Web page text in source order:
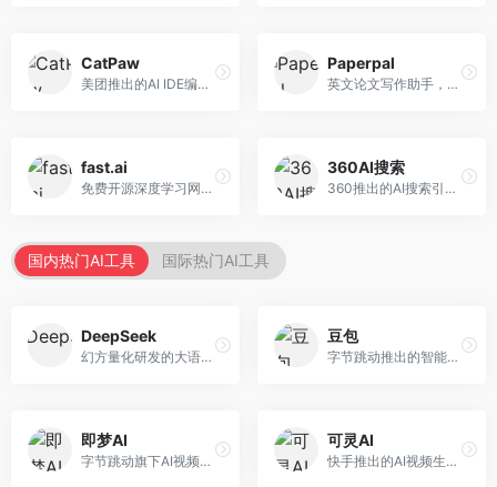
CatPaw
美团推出的AI IDE编程工具，专注于本地开发生态。面向开发者，提供智能代码补全、代码生成、项目管理等服务，本地开发体验好。
Paperpal
英文论文写作助手，专注于学术英语润色。面向需要发表国际期刊的研究者，提供语法检查、学术表达优化、格式规范等服务，英语表达地道专业。
fast.ai
免费开源深度学习网站，专注于实用AI教学。面向开发者，提供免费深度学习课程、实战项目、代码库等资源，学习门槛低。
360AI搜索
360推出的AI搜索引擎，专注于安全智能搜索。面向普通用户，提供智能问答、网页搜索、内容整理等服务，安全防护能力强。
国内热门AI工具 国际热门AI工具
DeepSeek
幻方量化研发的大语言模型平台，专注于深度推理和代码生成能力。面向开发者、研究人员和技术爱好者，提供强大的逻辑推理和数学计算功能，开源生态完善，API接口友好。
豆包
字节跳动推出的智能对话助手平台，提供文本创作、知识问答、英语学习等多种AI服务。面向普通用户和内容创作者，支持多轮对话和文件解析，免费使用，响应速度快，中文理解能力强。
即梦AI
字节跳动旗下AI视频创作平台，支持多模态内容生成。面向内容创作者和营销人员，提供文生视频、图生视频、智能剪辑等功能，中文理解能力强，创作效率高。
可灵AI
快手推出的AI视频生成平台，支持文生视频和图生视频，可生成长达2分钟的高质量视频内容。面向短视频创作者和营销人员，操作简便，生成效果逼真，适合商业推广和创意表达。